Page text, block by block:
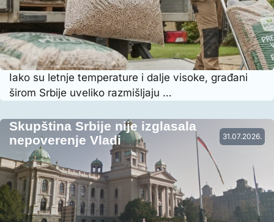
Iako su letnje temperature i dalje visoke, građani
širom Srbije uveliko razmišljaju …
31.07.2026.
Skupština Srbije nije izglasala
nepoverenje Vladi